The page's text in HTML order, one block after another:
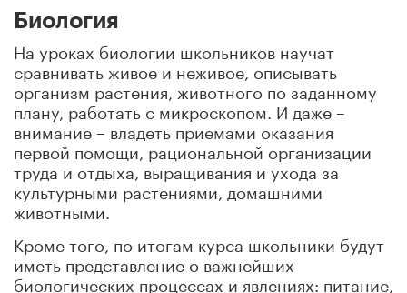
Биология
На уроках биологии школьников научат
сравнивать живое и неживое, описывать
организм растения, животного по заданному
плану, работать с микроскопом. И даже –
внимание – владеть приемами оказания
первой помощи, рациональной организации
труда и отдыха, выращивания и ухода за
культурными растениями, домашними
животными.
Кроме того, по итогам курса школьники будут
иметь представление о важнейших
биологических процессах и явлениях: питание,